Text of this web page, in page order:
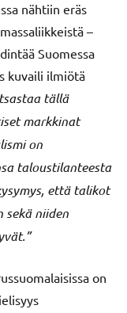
nähtiin eräs
–
Suomessa
kuvaili ilmiötä
tällä
markkinat
on
taloustilanteesta
että talikot
sekä niiden
on